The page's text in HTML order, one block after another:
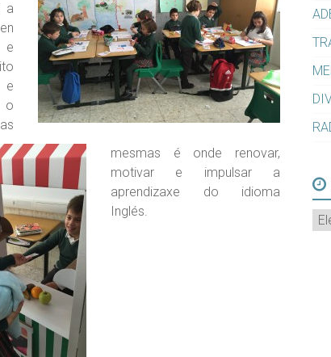
a
e
mesmas é onde renovar,
motivar e impulsar a
aprendizaxe do idioma
Inglés.